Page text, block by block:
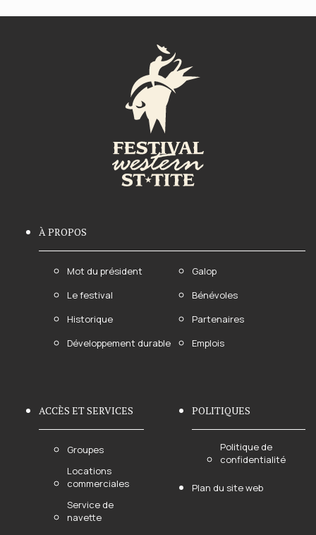
À PROPOS
Mot du président
Le festival
Historique
Développement durable
Galop
Bénévoles
Partenaires
Emplois
ACCÈS ET SERVICES
Groupes
Locations
commerciales
Service de
navette
POLITIQUES
Politique de
confidentialité
Plan du site web